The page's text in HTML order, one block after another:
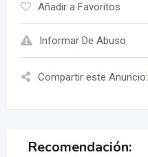
Añadir a Favoritos
Informar De Abuso
Compartir este Anuncio:
Recomendación: